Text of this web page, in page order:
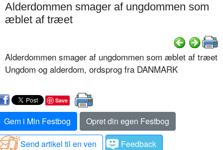
Alderdommen smager af ungdommen som
æblet af træet
Alderdommen smager af ungdommen som æblet af træet
Ungdom og alderdom, ordsprog fra DANMARK
Save
Gem i Min Festbog
Opret din egen Festbog
Send artikel til en ven
Feedback